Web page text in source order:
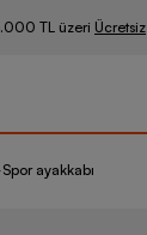
TL üzeri Ücretsiz
Spor ayakkabı